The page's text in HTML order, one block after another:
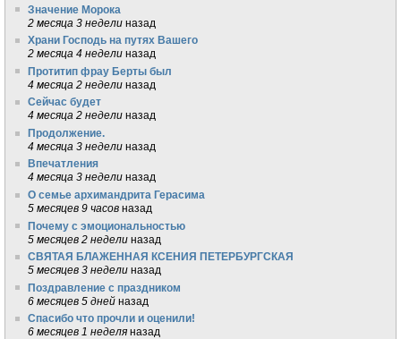
Значение Морока
2 месяца 3 недели назад
Храни Господь на путях Вашего
2 месяца 4 недели назад
Протитип фрау Берты был
4 месяца 2 недели назад
Сейчас будет
4 месяца 2 недели назад
Продолжение.
4 месяца 3 недели назад
Впечатления
4 месяца 3 недели назад
О семье архимандрита Герасима
5 месяцев 9 часов назад
Почему с эмоциональностью
5 месяцев 2 недели назад
СВЯТАЯ БЛАЖЕННАЯ КСЕНИЯ ПЕТЕРБУРГСКАЯ
5 месяцев 3 недели назад
Поздравление с праздником
6 месяцев 5 дней назад
Спасибо что прочли и оценили!
6 месяцев 1 неделя назад